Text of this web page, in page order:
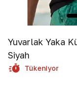
Yuvarlak Yaka
Siyah
Tükeniyor